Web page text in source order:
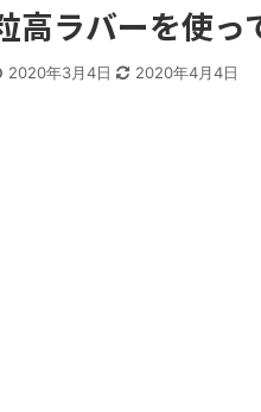
高ラバーを使っ
2020年3月4日 2020年4月4日